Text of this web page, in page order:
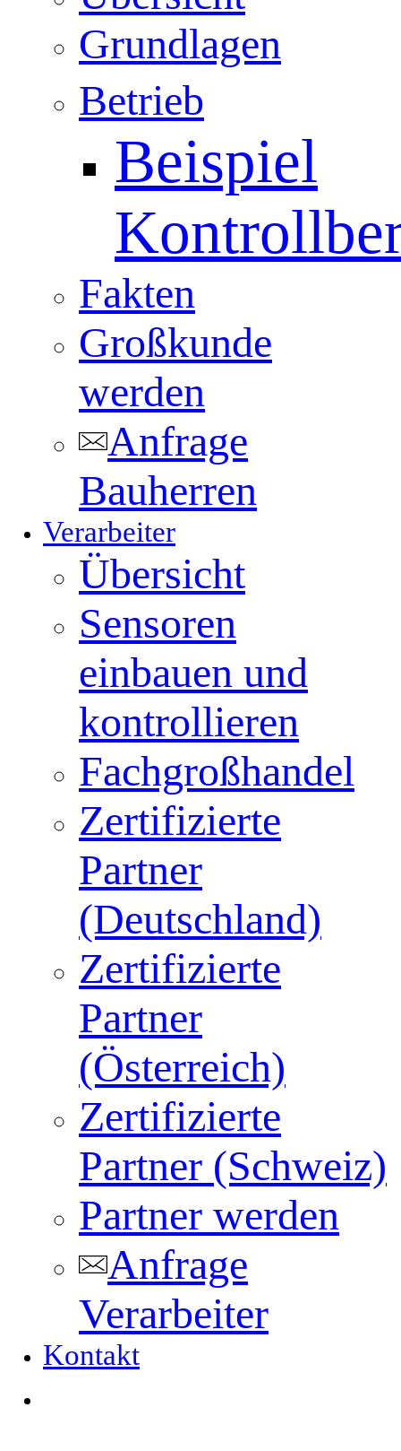
Grundlagen
Betrieb
Beispiel
Fakten
Großkunde
werden
Anfrage
Bauherren
Verarbeiter
Übersicht
Sensoren
einbauen und
kontrollieren
Fachgroßhandel
Zertifizierte
Partner
(Deutschland)
Zertifizierte
Partner
(Österreich)
Zertifizierte
Partner (Schweiz)
Partner werden
Anfrage
Verarbeiter
Kontakt